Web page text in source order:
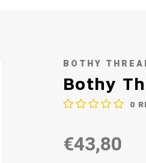
BOTHY
Bothy
0
€43,80